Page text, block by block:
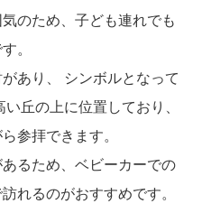
のため、子ども連れでも
。
あり、 シンボルとなって
丘の上に位置しており、
参拝できます。
るため、ベビーカーでの
れるのがおすすめです。